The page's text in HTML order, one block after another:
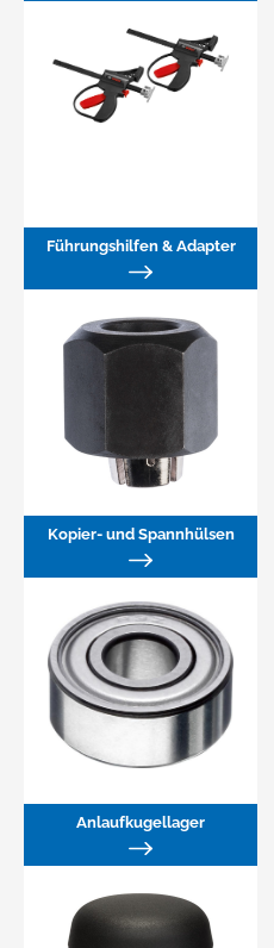
Führungshilfen & Adapter
Kopier- und Spannhülsen
Anlaufkugellager